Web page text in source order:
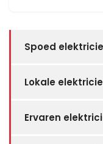
Spoed
Lokale
Ervaren